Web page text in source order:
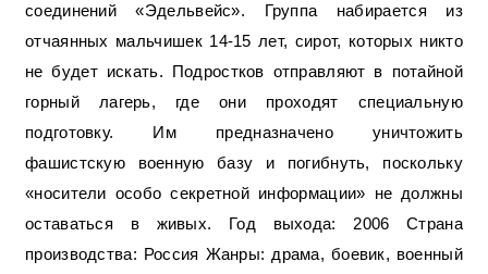
соединений «Эдельвейс». Группа набирается из
отчаянных мальчишек 14-15 лет, сирот, которых никто
не будет искать. Подростков отправляют в потайной
горный лагерь, где они проходят специальную
подготовку. Им предназначено уничтожить
фашистскую военную базу и погибнуть, поскольку
«носители особо секретной информации» не должны
оставаться в живых. Год выхода: 2006 Страна
производства: Россия Жанры: драма, боевик, военный